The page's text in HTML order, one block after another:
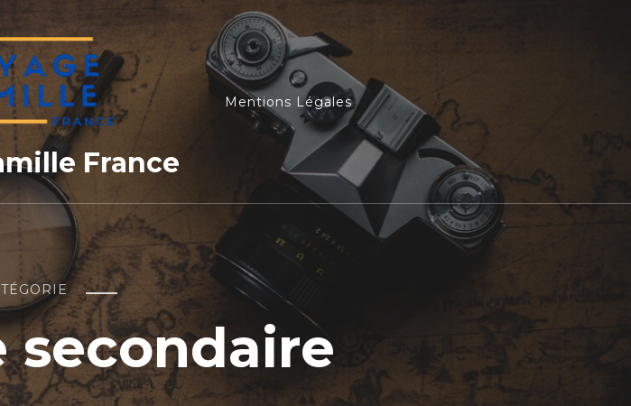
France
Mentions Légales
secondaire